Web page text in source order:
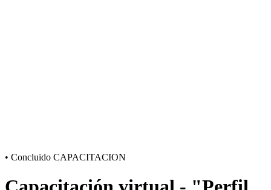
• Concluido CAPACITACION